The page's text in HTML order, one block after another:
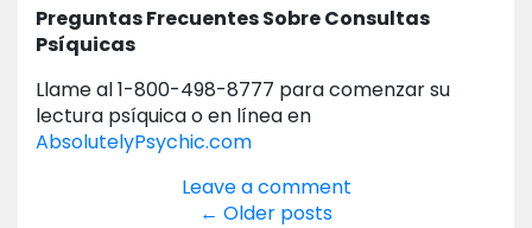
Preguntas Frecuentes Sobre Consultas
Psíquicas
Llame al 1-800-498-8777 para comenzar su
lectura psíquica o en línea en
AbsolutelyPsychic.com
Leave a comment
← Older posts